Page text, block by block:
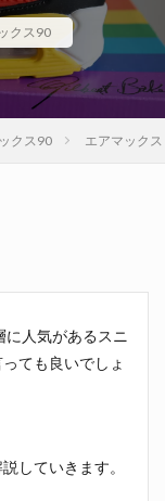
クス90
クス90 エアマック
人気があるスニ
ても良いでしょ
していきます。